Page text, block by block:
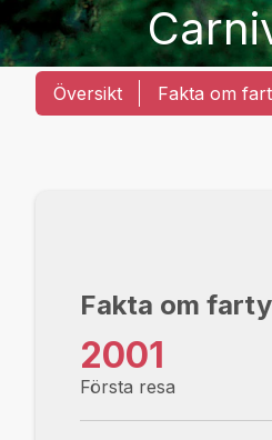
Översikt Fakta om
Fakta om
Första resa
2001